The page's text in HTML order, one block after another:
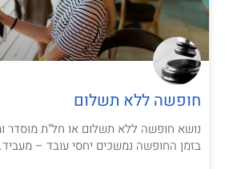
חופשה ללא תשלום
נושא חופשה ללא תשלום או חל"ת מוסדר
בזמן החופשה נמשכים יחסי עובד – מעביד.